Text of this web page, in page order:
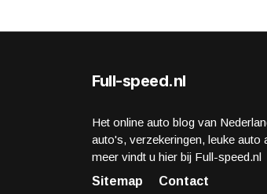
Full-speed.nl
Het online auto blog van
auto's, verzekeringen, leuke auto
meer vindt u hier bij Full-speed.nl
Sitemap
Contact